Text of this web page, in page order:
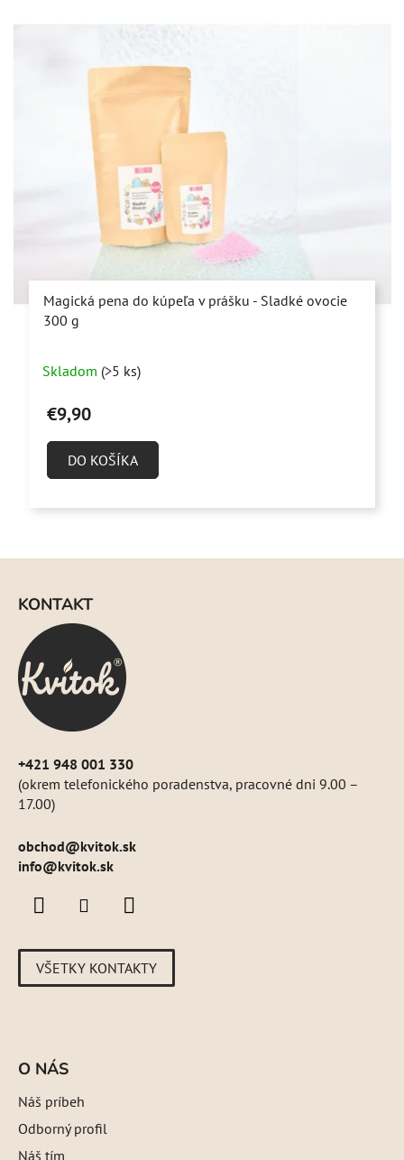
Magická pena do kúpeľa v prášku - Sladké ovocie
300 g
hodnotenie
produktu
z
Skladom (>5 ks)
€9,90
DO KOŠÍKA
KONTAKT
+421 948 001 330
(okrem telefonického poradenstva, pracovné dni 9.00 –
17.00)
obchod@kvitok.sk
info@kvitok.sk
VŠETKY KONTAKTY
O NÁS
Náš príbeh
Odborný profil
Náš tím